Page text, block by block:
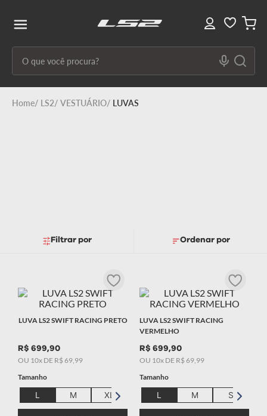
O que você procura?
LS2 VESTUÁRIO LUVAS
Filtrar Ordenar por
LUVA LS2 SWIFT RACING PRETO
R$ 699,90
OU 10x DE R$69,99
Tamanho
L M XL
LUVA LS2 SWIFT RACING
VERMELHO
R$ 699,90
OU 10x DE R$69,99
Tamanho
L M S
ff358
capacete masculino